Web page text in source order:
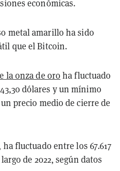
económicas.
metal amarillo ha sido
que el Bitcoin.
la onza de oro ha fluctuado
dólares y un mínimo
precio medio de cierre de
fluctuado entre los 67.617
de 2022, según datos